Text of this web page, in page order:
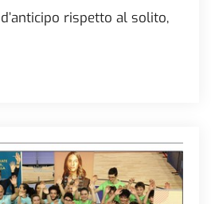
rispetto al solito,